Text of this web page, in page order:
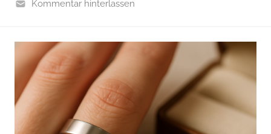
Kommentar hinterlassen